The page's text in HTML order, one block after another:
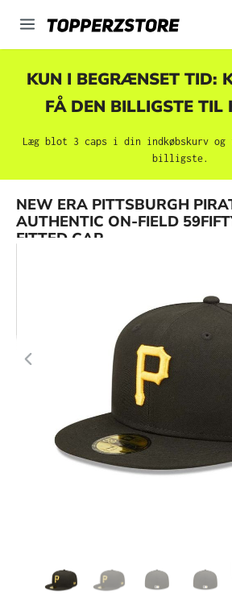
KUN I BEGRÆNSET TID:
FÅ DEN BILLIGSTE TIL
Læg blot 3 caps i din indkøbskurv og
billigste.
NEW ERA PITTSBURGH
AUTHENTIC ON-FIELD
FITTED CAP
Spring over billedgalleri